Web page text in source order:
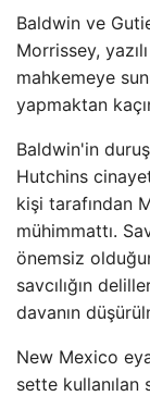
Baldwin ve
Morrissey,
mahkemeye
yapmaktan
Baldwin'in
Hutchins
kişi tarafından
mühimmattı.
önemsiz
savcılığın
davanın
New Mexico
sette